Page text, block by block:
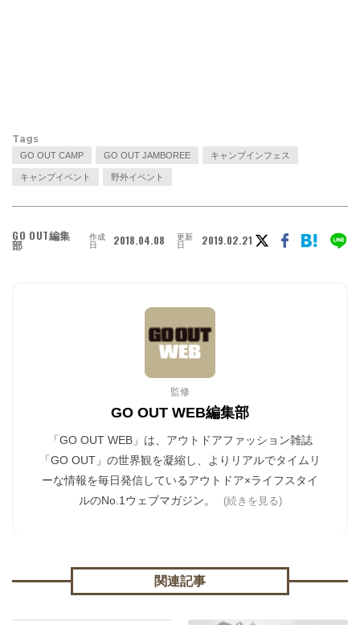
Tags
GO OUT CAMP GO OUT JAMBOREE キャンプインフェス
キャンプイベント 野外イベント
GO OUT編集
部
作成
日 2018.04.08 更新
日 2019.02.21
監修
GO OUT WEB編集部
「GO OUT WEB」は、アウトドアファッション雑誌
「GO OUT」の世界観を凝縮し、よりリアルでタイムリ
ーな情報を毎日発信しているアウトドア×ライフスタイ
ルのNo.1ウェブマガジン。
(続きを見る)
関連記事